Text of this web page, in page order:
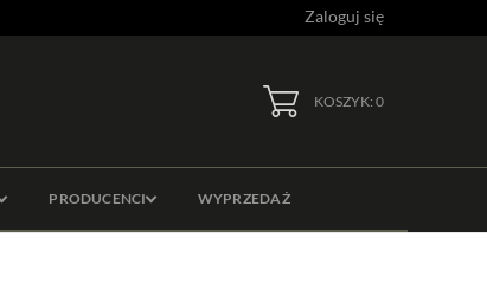
Zaloguj się
KOSZYK: 0
PRODUCENCI WYPRZEDAŻ